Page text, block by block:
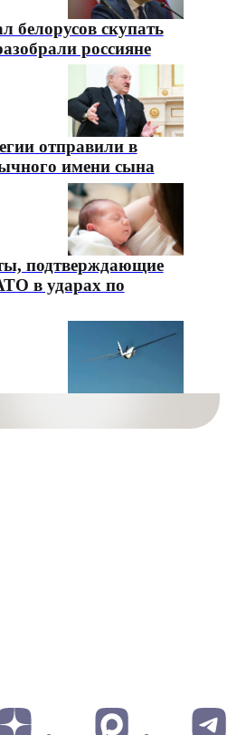
белорусов скупать
россияне
отправили в
имени сына
подтверждающие
в ударах по